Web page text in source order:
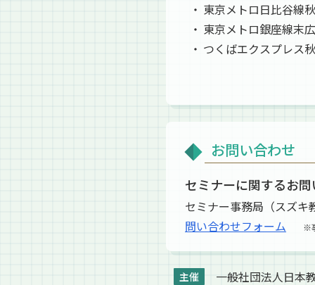
東京メトロ日比谷線
東京メトロ銀座線末
つくばエクスプレス
お問い合わせ
セミナーに関するお
セミナー事務局（スズキ
問い合わせフォーム
※
主催 一般社団法人日本